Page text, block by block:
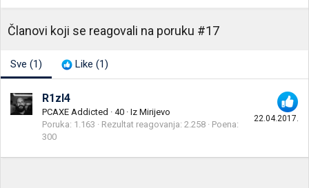
Članovi koji se reagovali na poruku #17
Sve (1) Like (1)
22.04.2017.
R1zl4
PCAXE Addicted · 40 · Iz Mirijevo
Poruka 1.163 Rezultat reagovanja 2.258
Poena
300